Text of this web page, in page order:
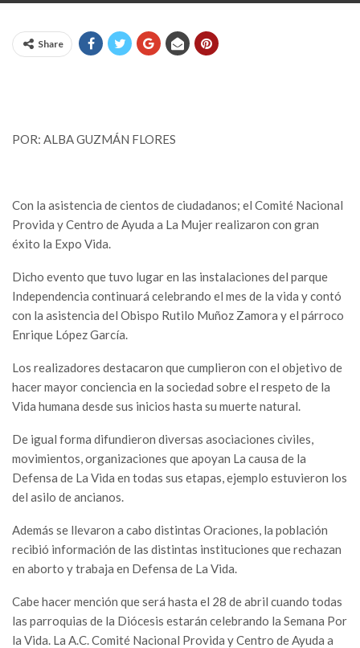
Share
POR: ALBA GUZMÁN FLORES
Con la asistencia de cientos de ciudadanos; el Comité Nacional
Provida y Centro de Ayuda a La Mujer realizaron con gran
éxito la Expo Vida.
Dicho evento que tuvo lugar en las instalaciones del parque
Independencia continuará celebrando el mes de la vida y contó
con la asistencia del Obispo Rutilo Muñoz Zamora y el párroco
Enrique López García.
Los realizadores destacaron que cumplieron con el objetivo de
hacer mayor conciencia en la sociedad sobre el respeto de la
Vida humana desde sus inicios hasta su muerte natural.
De igual forma difundieron diversas asociaciones civiles,
movimientos, organizaciones que apoyan La causa de la
Defensa de La Vida en todas sus etapas, ejemplo estuvieron los
del asilo de ancianos.
Además se llevaron a cabo distintas Oraciones, la población
recibió información de las distintas instituciones que rechazan
en aborto y trabaja en Defensa de La Vida.
Cabe hacer mención que será hasta el 28 de abril cuando todas
las parroquias de la Diócesis estarán celebrando la Semana Por
la Vida. La A.C. Comité Nacional Provida y Centro de Ayuda a